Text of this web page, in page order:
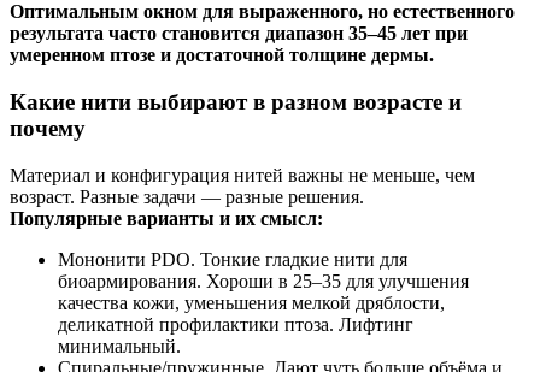
Оптимальным окном для выраженного, но естественного
результата часто становится диапазон 35–45 лет при
умеренном птозе и достаточной толщине дермы.
Какие нити выбирают в разном возрасте и
почему
Материал и конфигурация нитей важны не меньше, чем
возраст. Разные задачи — разные решения.
Популярные варианты и их смысл:
Мононити PDO. Тонкие гладкие нити для
биоармирования. Хороши в 25–35 для улучшения
качества кожи, уменьшения мелкой дряблости,
деликатной профилактики птоза. Лифтинг
минимальный.
Спиральные/пружинные. Дают чуть больше объёма и